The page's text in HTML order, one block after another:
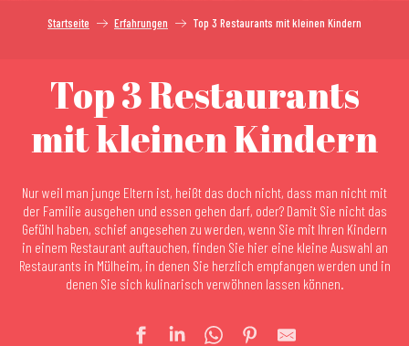
Startseite Erfahrungen Top 3 Restaurants mit kleinen Kindern
Top 3 Restaurants
mit kleinen Kindern
Nur weil man junge Eltern ist, heißt das doch nicht, dass man nicht mit
der Familie ausgehen und essen gehen darf, oder? Damit Sie nicht das
Gefühl haben, schief angesehen zu werden, wenn Sie mit Ihren Kindern
in einem Restaurant auftauchen, finden Sie hier eine kleine Auswahl an
Restaurants in Mülheim, in denen Sie herzlich empfangen werden und in
denen Sie sich kulinarisch verwöhnen lassen können.